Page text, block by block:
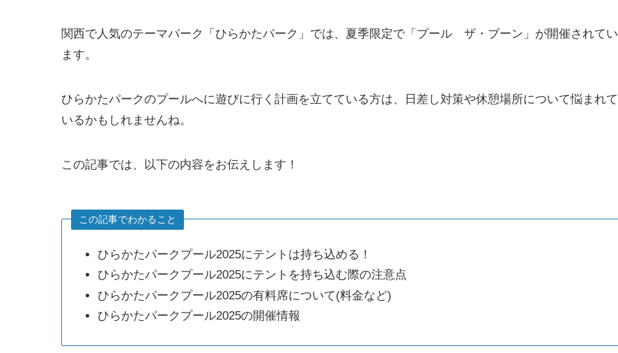
関西で人気のテーマパーク「ひらかたパーク」では、夏季限定で「プール ザ・ブーン」が開催されてい
ます。
ひらかたパークのプールへに遊びに行く計画を立てている方は、日差し対策や休憩場所について悩まれて
いるかもしれませんね。
この記事では、以下の内容をお伝えします！
この記事でわかること
ひらかたパークプール2025にテントは持ち込める！
ひらかたパークプール2025にテントを持ち込む際の注意点
ひらかたパークプール2025の有料席について(料金など)
ひらかたパークプール2025の開催情報